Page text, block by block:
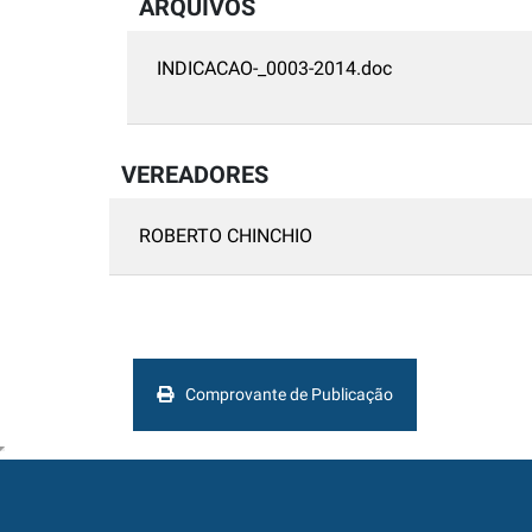
ARQUIVOS
INDICACAO-_0003-2014.doc
VEREADORES
ROBERTO CHINCHIO
Comprovante de Publicação